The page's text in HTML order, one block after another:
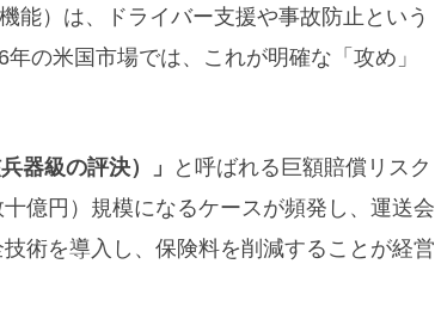
能）は、ドライバー支援や事故防止という
の米国市場では、これが明確な「攻め」
器級の評決）」
と呼ばれる巨額賠償リスク
億円）規模になるケースが頻発し、運送会
術を導入し、保険料を削減することが経営